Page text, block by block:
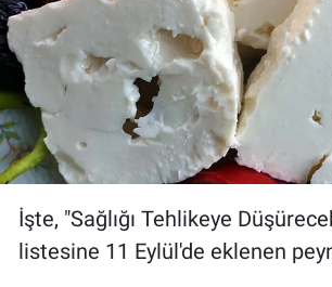
İşte, "Sağlığı Tehlikeye
listesine 11 Eylül'de eklenen